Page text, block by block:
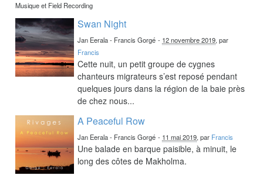
Musique et Field Recording
Swan Night
Jan Eerala - Francis Gorgé - 12 novembre 2019, par
Francis
Cette nuit, un petit groupe de cygnes
chanteurs migrateurs s’est reposé pendant
quelques jours dans la région de la baie près
de chez nous...
A Peaceful Row
Jan Eerala - Francis Gorgé - 11 mai 2019, par Francis
Une balade en barque paisible, à minuit, le
long des côtes de Makholma.